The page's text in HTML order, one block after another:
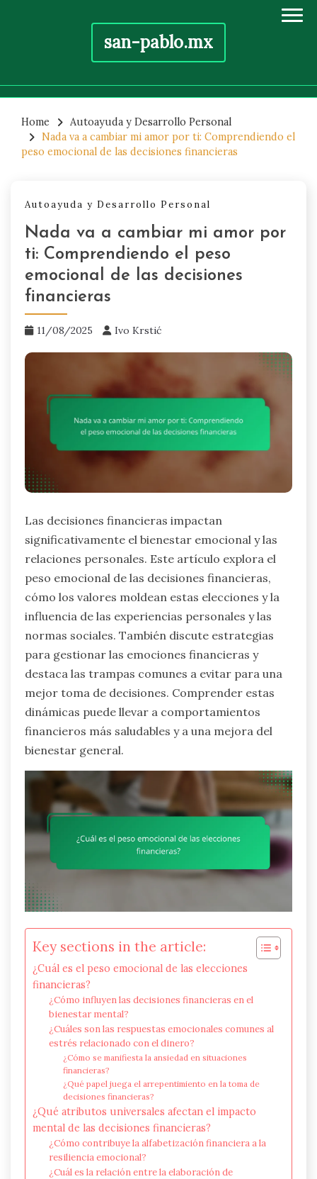
san-pablo.mx
content
Home
Autoayuda y Desarrollo Personal
Nada va a cambiar mi amor por ti: Comprendiendo el
peso emocional de las decisiones financieras
Autoayuda y Desarrollo Personal
Nada va a cambiar mi amor por
ti: Comprendiendo el peso
emocional de las decisiones
financieras
11/08/2025 Ivo Krstić
Las decisiones financieras impactan
significativamente el bienestar emocional y las
relaciones personales. Este artículo explora el
peso emocional de las decisiones financieras,
cómo los valores moldean estas elecciones y la
influencia de las experiencias personales y las
normas sociales. También discute estrategias
para gestionar las emociones financieras y
destaca las trampas comunes a evitar para una
mejor toma de decisiones. Comprender estas
dinámicas puede llevar a comportamientos
financieros más saludables y a una mejora del
bienestar general.
Key sections in the article:
¿Cuál es el peso emocional de las elecciones
financieras?
¿Cómo influyen las decisiones financieras en el
bienestar mental?
¿Cuáles son las respuestas emocionales comunes al
estrés relacionado con el dinero?
¿Cómo se manifiesta la ansiedad en situaciones
financieras?
¿Qué papel juega el arrepentimiento en la toma de
decisiones financieras?
¿Qué atributos universales afectan el impacto
mental de las decisiones financieras?
¿Cómo contribuye la alfabetización financiera a la
resiliencia emocional?
¿Cuál es la relación entre la elaboración de